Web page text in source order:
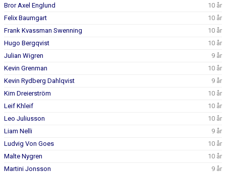
Bror Axel Englund
10 år
Felix Baumgart
10 år
Frank Kvassman Swenning
10 år
Hugo Bergqvist
10 år
Julian Wigren
9 år
Kevin Grenman
10 år
Kevin Rydberg Dahlqvist
9 år
Kim Dreierström
10 år
Leif Khleif
10 år
Leo Juliusson
10 år
Liam Nelli
9 år
Ludvig Von Goes
10 år
Malte Nygren
10 år
Martini Jonsson
9 år